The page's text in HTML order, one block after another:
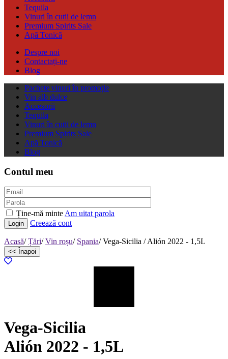
Tequila
Vinuri în cutii de lemn
Premium Spirits Sale
Apă Tonică
Despre noi
Contactați-ne
Blog
Pachete vinuri în promoție
Vin alb dulce
Accesorii
Tequila
Vinuri în cutii de lemn
Premium Spirits Sale
Apă Tonică
Blog
Contul meu
Ține-mă minteAm uitat parola
Login Creează cont
Acasă/Țări/Vin roșu/ Spania/Vega-Sicilia /Alión 2022 - 1,5L
<< Înapoi
Vega-Sicilia
Alión 2022 - 1,5L